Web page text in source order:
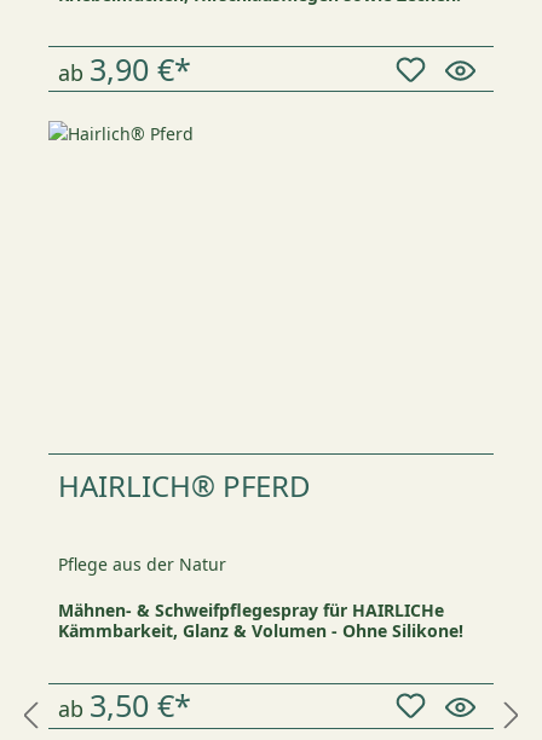
ab 3,90 €*
HAIRLICH® PFERD
Pflege aus der Natur
Mähnen- & Schweifpflegespray für HAIRLICHe
Kämmbarkeit, Glanz & Volumen - Ohne Silikone!
ab 3,50 €*